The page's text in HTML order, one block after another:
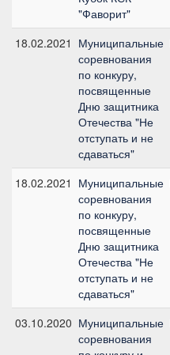
"Фаворит"
18.02.2021 Муниципальные
соревнования
по конкуру,
посвященные
Дню защитника
Отечества "Не
отступать и не
сдаваться"
18.02.2021 Муниципальные
соревнования
по конкуру,
посвященные
Дню защитника
Отечества "Не
отступать и не
сдаваться"
03.10.2020 Муниципальные
соревнования